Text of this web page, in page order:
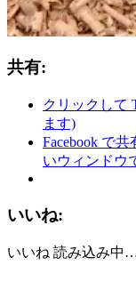
共有:
クリックして
ます)
Facebook で
いウィンドウ
いいね:
いいね 読み込み中